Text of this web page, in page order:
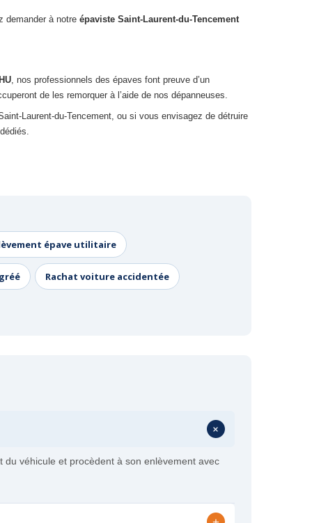
demander à notre épaviste Saint-Laurent-du-Tencement
, nos professionnels des épaves font preuve d’un
de les remorquer à l’aide de nos dépanneuses.
Laurent-du-Tencement, ou si vous envisagez de détruire
épave utilitaire
Rachat voiture accidentée
+
du véhicule et procèdent à son enlèvement avec